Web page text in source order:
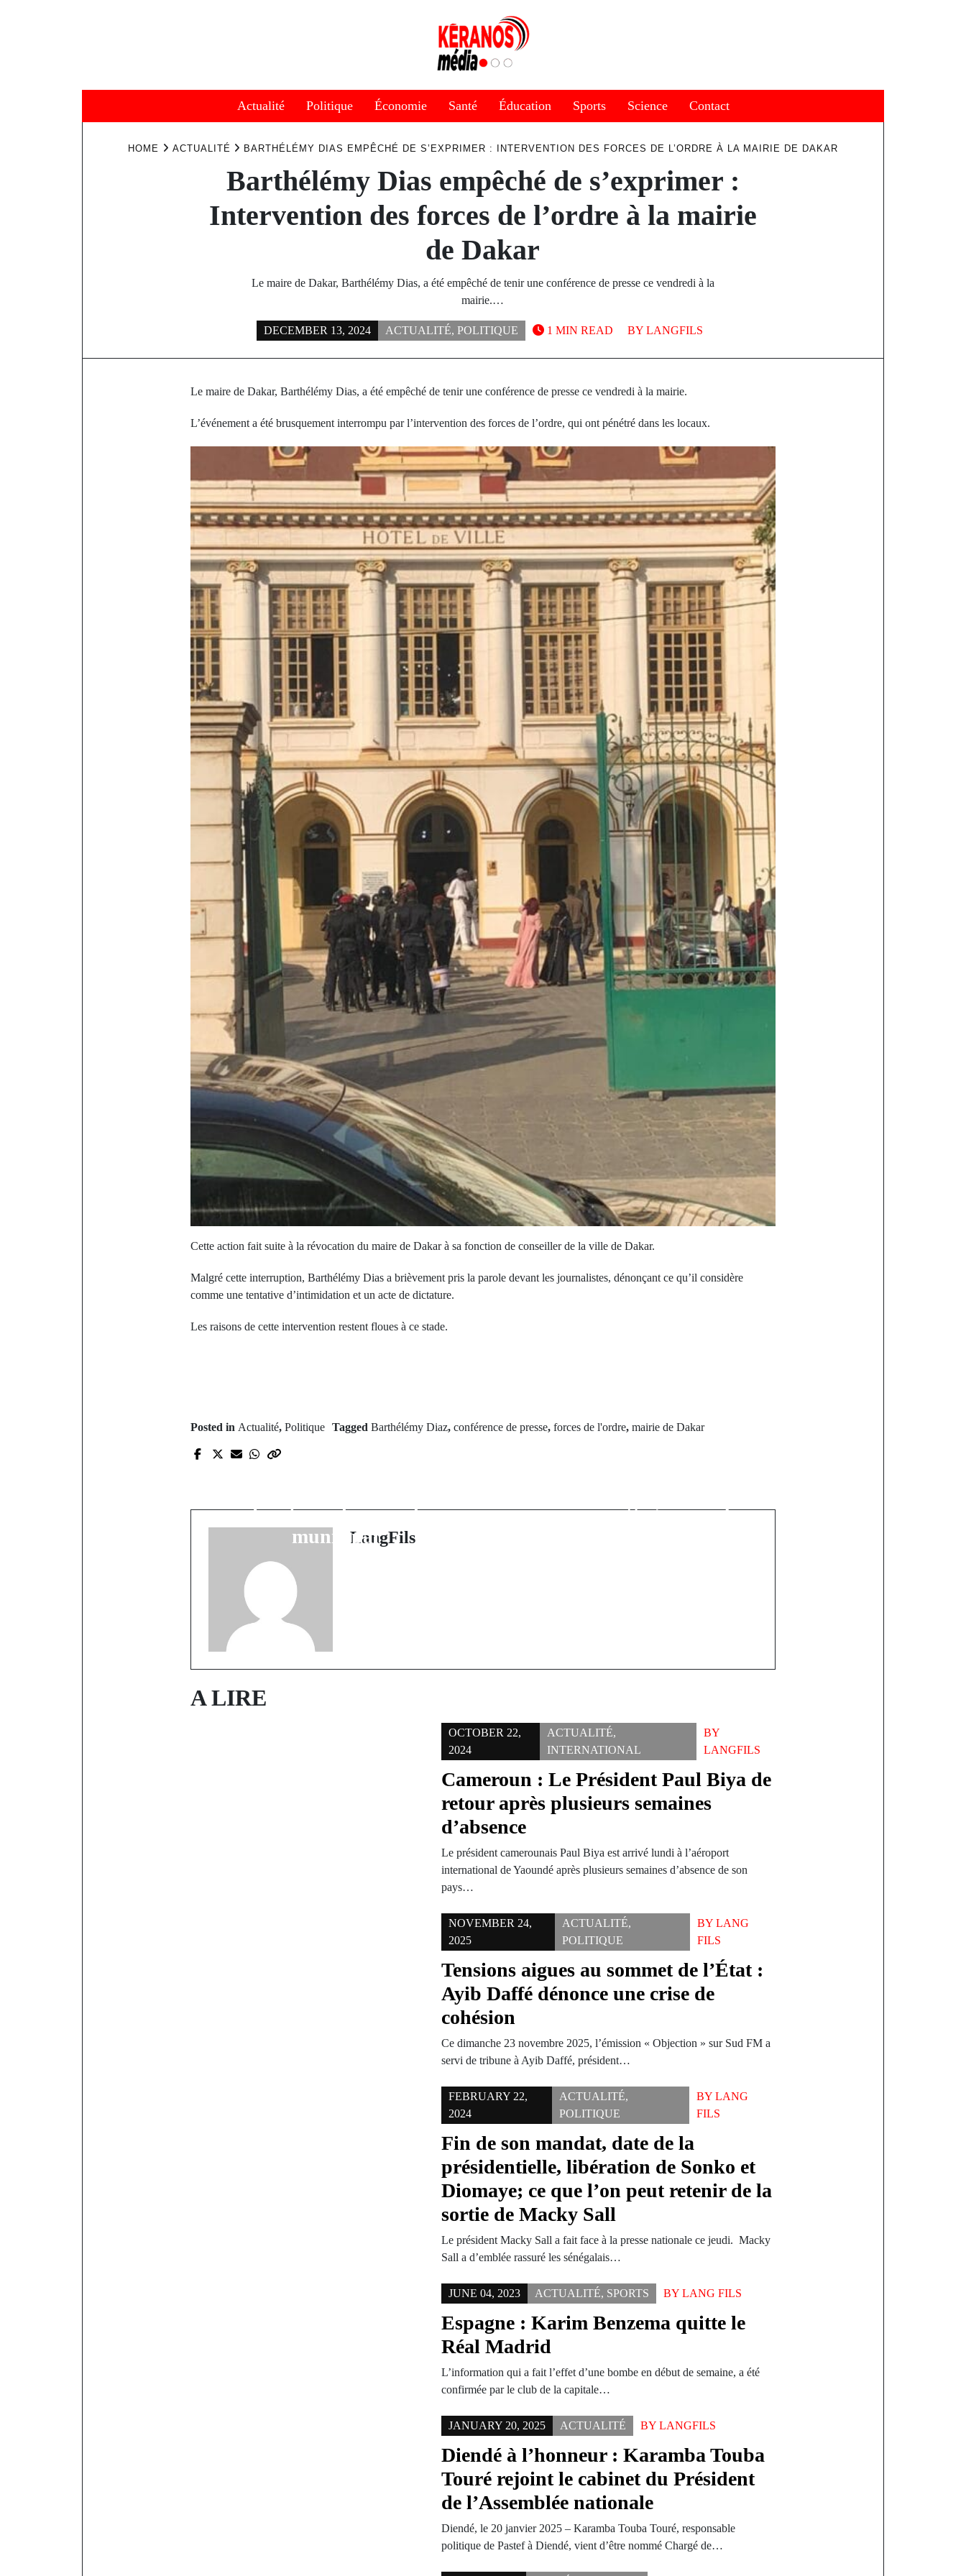
Actualité Politique Économie Santé Éducation Sports Science Contact
HOME ACTUALITÉ BARTHÉLÉMY DIAS EMPÊCHÉ DE S’EXPRIMER : INTERVENTION DES FORCES DE L’ORDRE À LA MAIRIE DE DAKAR
Barthélémy Dias empêché de s’exprimer :
Intervention des forces de l’ordre à la mairie
de Dakar
Le maire de Dakar, Barthélémy Dias, a été empêché de tenir une conférence de presse ce vendredi à la
mairie.…
DECEMBER 13, 2024 ACTUALITÉ, POLITIQUE BY LANGFILS
1 MIN READ
Le maire de Dakar, Barthélémy Dias, a été empêché de tenir une conférence de presse ce vendredi à la mairie.
L’événement a été brusquement interrompu par l’intervention des forces de l’ordre, qui ont pénétré dans les locaux.
Cette action fait suite à la révocation du maire de Dakar à sa fonction de conseiller de la ville de Dakar.
Malgré cette interruption, Barthélémy Dias a brièvement pris la parole devant les journalistes, dénonçant ce qu’il considère
comme une tentative d’intimidation et un acte de dictature.
Les raisons de cette intervention restent floues à ce stade.
Posted in Actualité, Politique Tagged Barthélémy Diaz, conférence de presse, forces de l'ordre, mairie de Dakar
Le préfet notifie au maire de
fonctions de conseil
municipalLangFils
A LIRE
OCTOBER 22,
2024
ACTUALITÉ,
INTERNATIONAL
BY
LANGFILS
Cameroun : Le Président Paul Biya de
retour après plusieurs semaines
d’absence
Le président camerounais Paul Biya est arrivé lundi à l’aéroport
international de Yaoundé après plusieurs semaines d’absence de son
pays…
NOVEMBER 24,
2025
ACTUALITÉ,
POLITIQUE
BYLANG
FILS
Tensions aigues au sommet de l’État :
Ayib Daffé dénonce une crise de
cohésion
Ce dimanche 23 novembre 2025, l’émission « Objection » sur Sud FM a
servi de tribune à Ayib Daffé, président…
FEBRUARY 22,
2024
ACTUALITÉ,
POLITIQUE
BY LANG
FILS
Fin de son mandat, date de la
présidentielle, libération de Sonko et
Diomaye; ce que l’on peut retenir de la
sortie de Macky Sall
Le président Macky Sall a fait face à la presse nationale ce jeudi. Macky
Sall a d’emblée rassuré les sénégalais…
JUNE 04, 2023 ACTUALITÉ, SPORTS BYLANG FILS
Espagne : Karim Benzema quitte le
Réal Madrid
L’information qui a fait l’effet d’une bombe en début de semaine, a été
confirmée par le club de la capitale…
JANUARY 20, 2025 ACTUALITÉ BYLANGFILS
Diendé à l’honneur : Karamba Touba
Touré rejoint le cabinet du Président
de l’Assemblée nationale
Diendé, le 20 janvier 2025 – Karamba Touba Touré, responsable
politique de Pastef à Diendé, vient d’être nommé Chargé de…